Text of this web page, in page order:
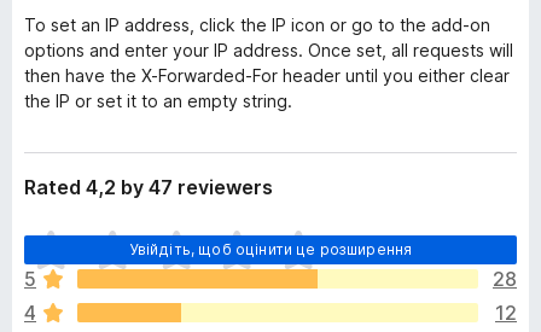
To set an IP address, click the IP icon or go to the add-on
options and enter your IP address. Once set, all requests will
then have the X-Forwarded-For header until you either clear
the IP or set it to an empty string.
Rated 4,2 by 47 reviewers
Увійдіть, щоб оцінити це розширення
Щ
е
н
е
5
28
4
12